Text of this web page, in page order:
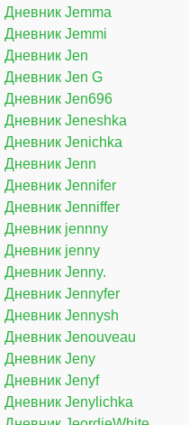
Дневник Jemma
Дневник Jemmi
Дневник Jen
Дневник Jen G
Дневник Jen696
Дневник Jeneshka
Дневник Jenichka
Дневник Jenn
Дневник Jennifer
Дневник Jenniffer
Дневник jennny
Дневник jenny
Дневник Jenny.
Дневник Jennyfer
Дневник Jennysh
Дневник Jenouveau
Дневник Jeny
Дневник Jenyf
Дневник Jenylichka